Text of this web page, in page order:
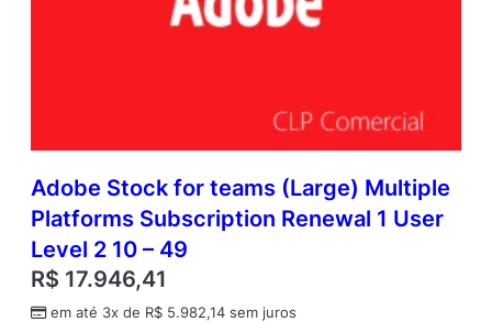
Adobe Stock for teams (Large) Multiple
Platforms Subscription Renewal 1 User
Level 2 10 – 49
R$ 17.946,41
em até 3x de R$ 5.982,14 sem juros